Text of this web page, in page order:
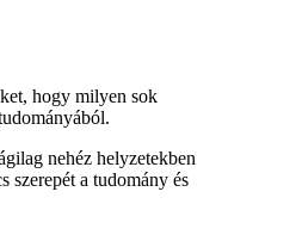
hogy milyen sok
nehéz helyzetekben
szerepét a tudomány és